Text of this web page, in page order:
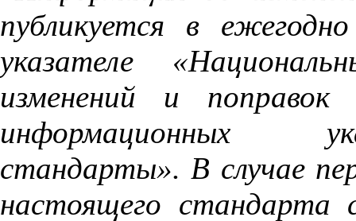
публикуется
в
ежегодно
указателе
изменений
и
поправок
информационных
стандарты». В случае
настоящего стандарта